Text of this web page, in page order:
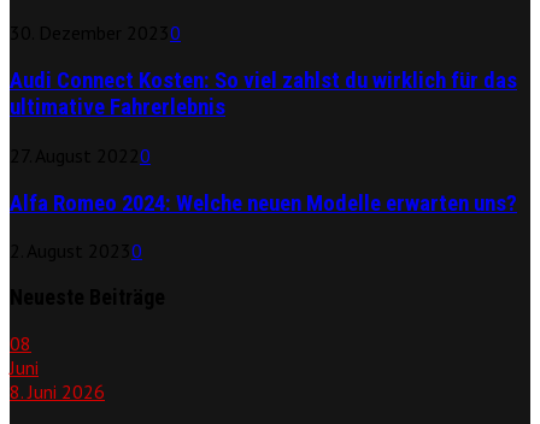
0
Audi Connect Kosten: So viel zahlst du wirklich für das
ultimative Fahrerlebnis
0
Alfa Romeo 2024: Welche neuen Modelle erwarten uns?
0
08
Juni
8. Juni 2026